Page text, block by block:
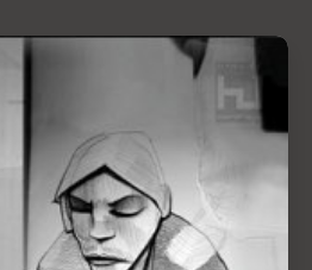
We don’t care/ We’re
dreams” [“Mas toda música é
está nem aí/ Dirigimos
E o sucesso de
Pure
para uma nova leva de
sábias e profundas, como
que podem fazer